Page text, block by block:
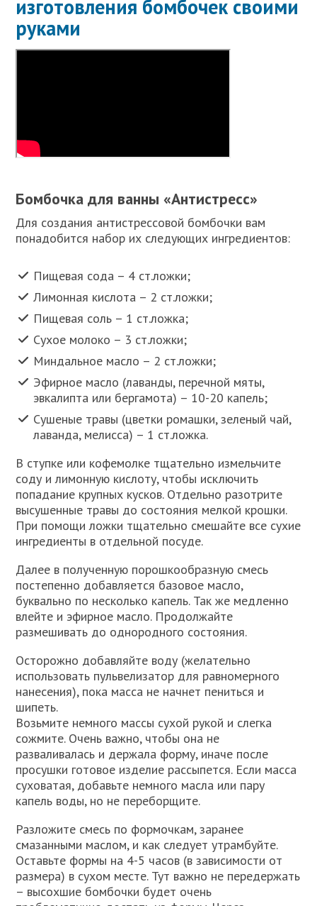
изготовления бомбочек своими
руками
Бомбочка для ванны «Антистресс»
Для создания антистрессовой бомбочки вам
понадобится набор их следующих ингредиентов:
Пищевая сода – 4 ст.ложки;
Лимонная кислота – 2 ст.ложки;
Пищевая соль – 1 ст.ложка;
Сухое молоко – 3 ст.ложки;
Миндальное масло – 2 ст.ложки;
Эфирное масло (лаванды, перечной мяты,
эвкалипта или бергамота) – 10-20 капель;
Сушеные травы (цветки ромашки, зеленый чай,
лаванда, мелисса) – 1 ст.ложка.
В ступке или кофемолке тщательно измельчите
соду и лимонную кислоту, чтобы исключить
попадание крупных кусков. Отдельно разотрите
высушенные травы до состояния мелкой крошки.
При помощи ложки тщательно смешайте все сухие
ингредиенты в отдельной посуде.
Далее в полученную порошкообразную смесь
постепенно добавляется базовое масло,
буквально по несколько капель. Так же медленно
влейте и эфирное масло. Продолжайте
размешивать до однородного состояния.
Осторожно добавляйте воду (желательно
использовать пульвелизатор для равномерного
нанесения), пока масса не начнет пениться и
шипеть.
Возьмите немного массы сухой рукой и слегка
сожмите. Очень важно, чтобы она не
разваливалась и держала форму, иначе после
просушки готовое изделие рассыпется. Если масса
суховатая, добавьте немного масла или пару
капель воды, но не переборщите.
Разложите смесь по формочкам, заранее
смазанными маслом, и как следует утрамбуйте.
Оставьте формы на 4-5 часов (в зависимости от
размера) в сухом месте. Тут важно не передержать
– высохшие бомбочки будет очень